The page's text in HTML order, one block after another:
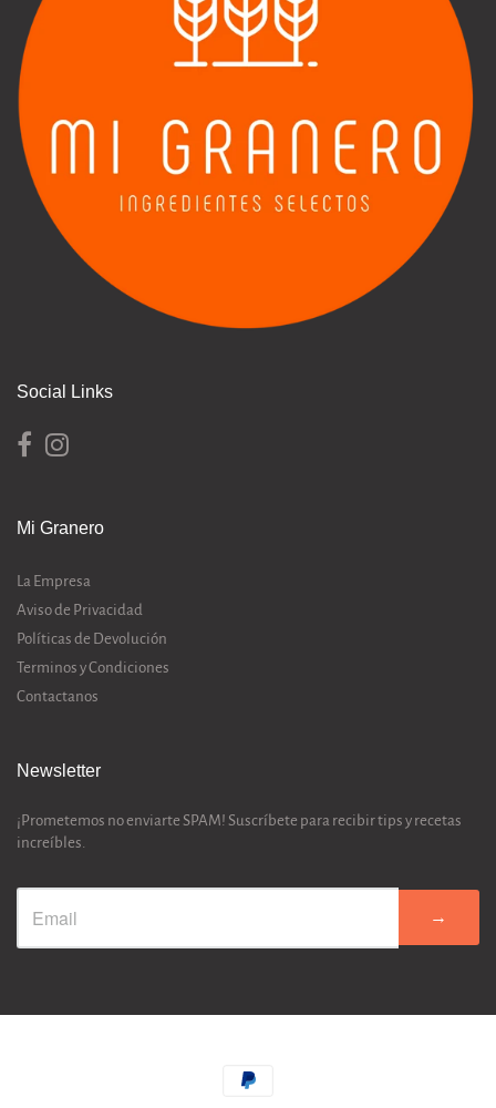
Social Links
Mi Granero
La Empresa
Aviso de Privacidad
Políticas de Devolución
Terminos y Condiciones
Contactanos
Newsletter
¡Prometemos no enviarte SPAM! Suscríbete para recibir tips y recetas
increíbles.
→